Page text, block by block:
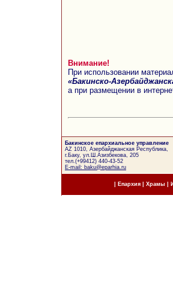
Внимание!
При использовании
«Бакинско-
а при размещении в
Бакинское епархиальное управление
AZ 1010, Азербайджанская Республика,
г.Баку, ул.Ш.Азизбекова, 205
тел.(+99412) 440-43-52
E-mail: baku@eparhia.ru
Епархия| Храмы